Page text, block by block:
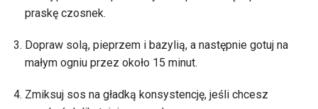
praskę czosnek.
Dopraw solą, pieprzem i bazylią, a następnie gotuj na
małym ogniu przez około 15 minut.
Zmiksuj sos na gładką konsystencję, jeśli chcesz